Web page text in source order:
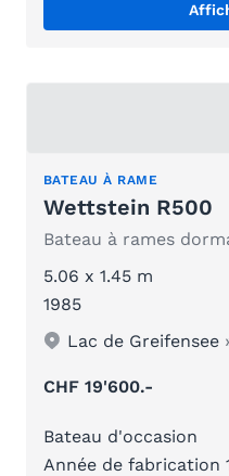
BATEAU À RAME
Wettstein R500
Bateau à rames
5.06 x 1.45 m
1985
Lac de Greifensee
CHF 19'600.-
Bateau d'occasion
Année de fabrication